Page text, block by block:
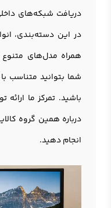
دریافت شبکه‌های
در این دسته‌بندی،
همراه مدل‌های متنوع
شما بتوانید متناسب
باشید. تمرکز ما
درباره همین گروه
انجام دهید.